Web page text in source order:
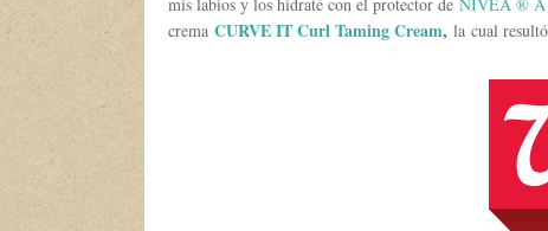
crema CURVE IT Curl Taming Cream, la cual